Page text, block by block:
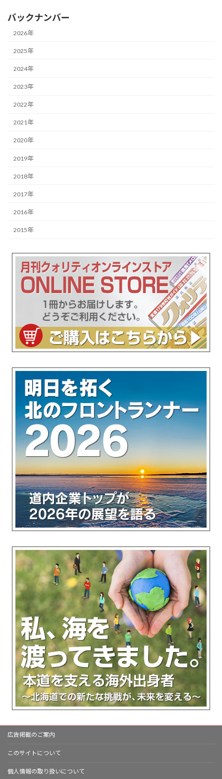
バックナンバー
2026年
2025年
2024年
2023年
2022年
2021年
2020年
2019年
2018年
2017年
2016年
2015年
広告掲載のご案内
このサイトについて
個人情報の取り扱いについて